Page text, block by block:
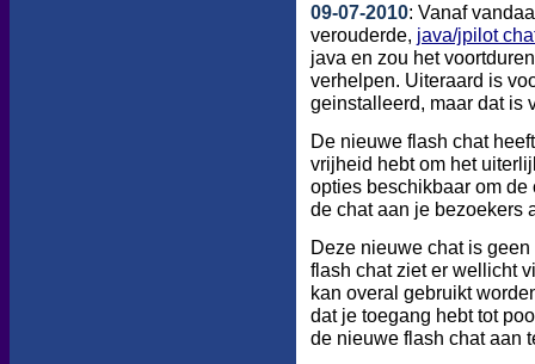
09-07-2010: Vanaf
verouderde, java/jpilot
java en zou het
verhelpen. Uiteraard is
geinstalleerd, maar dat is
De nieuwe flash chat
vrijheid hebt om het
opties beschikbaar om
de chat aan je bezoekers
Deze nieuwe chat is
flash chat ziet er wellicht
kan overal gebruikt
dat je toegang hebt tot
de nieuwe flash chat aan